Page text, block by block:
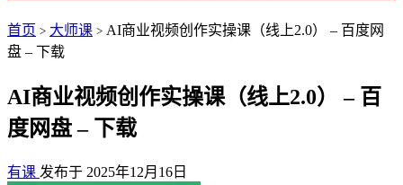
首页 > 大师课 > AI商业视频创作实操课（线上2.0） – 百度网
盘 – 下载
AI商业视频创作实操课（线上2.0） – 百
度网盘 – 下载
有课 发布于 2025年12月16日